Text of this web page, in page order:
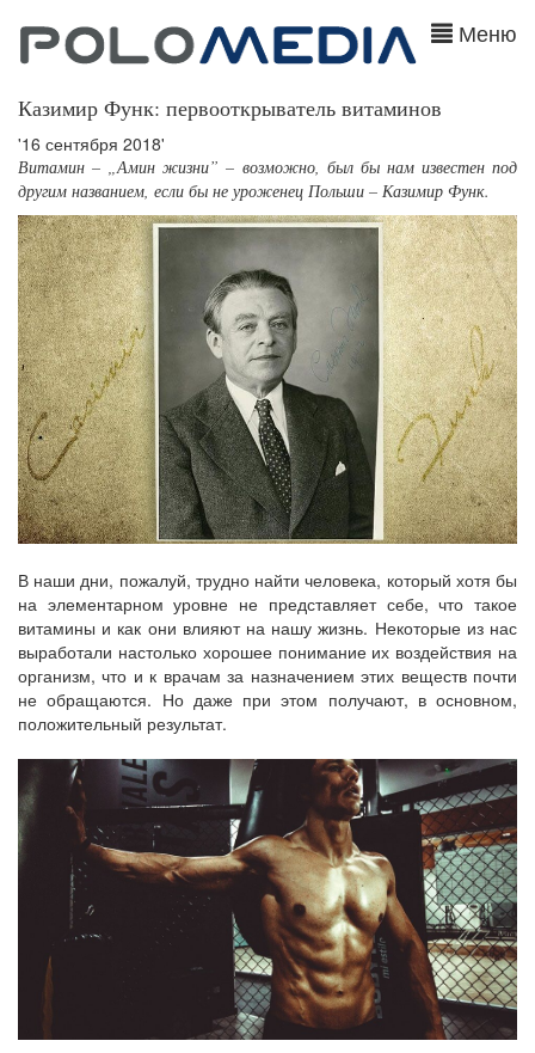
Меню
Казимир Функ: первооткрыватель витаминов
'16 сентября 2018'
Витамин – „Амин жизни” – возможно, был бы нам известен под
другим названием, если бы не уроженец Польши – Казимир Функ.
В наши дни, пожалуй, трудно найти человека, который хотя бы
на элементарном уровне не представляет себе, что такое
витамины и как они влияют на нашу жизнь. Некоторые из нас
выработали настолько хорошее понимание их воздействия на
организм, что и к врачам за назначением этих веществ почти
не обращаются. Но даже при этом получают, в основном,
положительный результат.